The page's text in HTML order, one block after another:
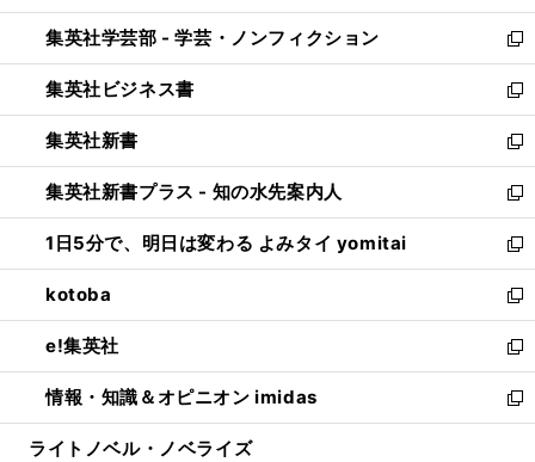
開
く
ウ
で
開
く
ン
ド
ウ
で
開
く
ウ
ィ
ン
ド
ウ
で
開
く
集英社学芸部 - 学芸・ノンフィクション
新
し
い
ウ
ィ
ン
ド
ウ
で
開
く
集英社ビジネス書
新
し
い
ウ
ィ
ン
ド
ウ
で
開
く
集英社新書
新
し
い
ウ
ィ
ン
ド
ウ
で
開
く
集英社新書プラス - 知の水先案内人
新
し
い
ウ
ィ
ン
ド
ウ
で
開
1日5分で、明日は変わる よみタイ yomitai
新
し
い
ウ
ィ
ン
ド
ウ
kotoba
新
し
い
ウ
ィ
ン
e!集英社
新
し
い
ウ
情報・知識＆オピニオン imidas
新
し
ライトノベル・ノベライズ